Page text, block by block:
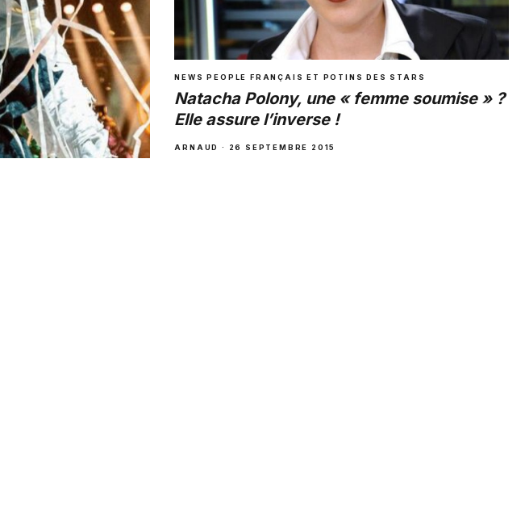
NEWS PEOPLE FRANÇAIS ET POTINS DES STARS
Natacha Polony, une « femme soumise » ?
Elle assure l’inverse !
ARNAUD · 26 SEPTEMBRE 2015